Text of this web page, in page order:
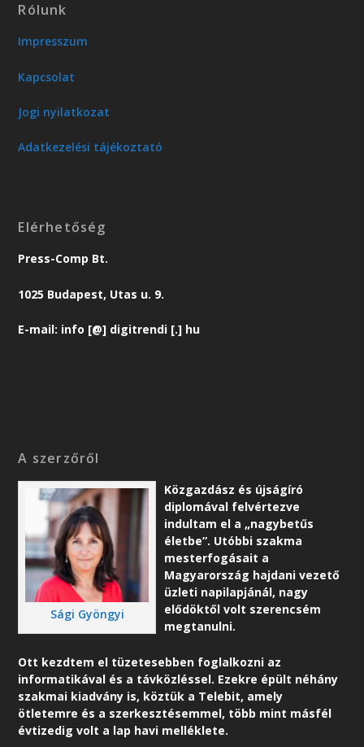
Rólunk
Impresszum
Kapcsolat
Jogi nyilatkozat
Adatkezelési tájékoztató
Elérhetőség
Press-Comp Bt.
1025 Budapest, Utas u. 9.
E-mail: info [@] digitrendi [.] hu
A szerzőről
Sági Gyöngyi
Közgazdász és újságíró
diplomával felvértezve
indultam el a „nagybetűs
életbe”. Utóbbi szakma
mesterfogásait a
Magyarország hajdani vezető
üzleti napilapjánál, nagy
elődöktől volt szerencsém
megtanulni.
Ott kezdtem el tüzetesebben foglalkozni az
informatikával és a távközléssel. Ezekre épült néhány
szakmai kiadvány is, köztük a Telebit, amely
ötletemre és a szerkesztésemmel, több mint másfél
évtizedig volt a lap havi melléklete.